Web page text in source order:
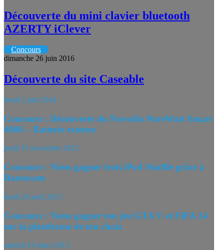
Découverte du mini clavier bluetooth
AZERTY iClever
Concours
dimanche 26 juin 2016
Découverte du site Caseable
lundi 2 juin 2014
Concours : Découverte du Novodio PureWatt Smart
4000 – Batterie externe
jeudi 15 novembre 2012
Concours : Viens gagner trois iPod Shuffle grâce à
Bazoocam
lundi 26 août 2013
Concours : Viens gagner ton jeu GTA V et FIFA 14
sur la plateforme de ton choix
samedi 16 mars 2013